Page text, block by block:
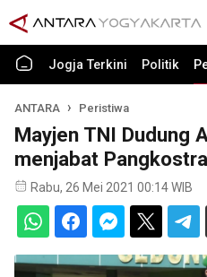
Jogja Terkini Politik
ANTARA Peristiwa
Mayjen TNI Dudung
menjabat
Rabu, 26 Mei 2021 00:14 WIB